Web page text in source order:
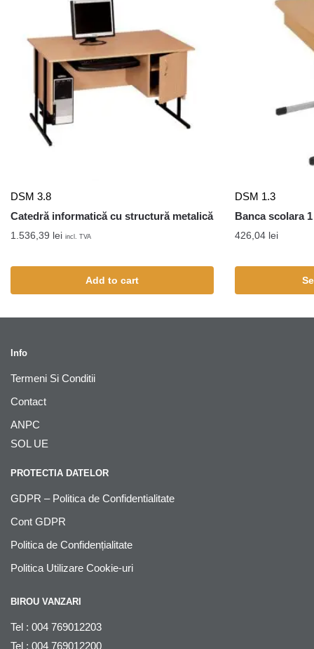
DSM 3.8
Catedră informatică cu structură metalică
1.536,39 lei incl. TVA
Add to cart
DSM 1.3
Banca scolara
426,04 lei
Info
Termeni Si Conditii
Contact
ANPC
SOL UE
PROTECTIA DATELOR
GDPR – Politica de Confidentialitate
Cont GDPR
Politica de Confidențialitate
Politica Utilizare Cookie-uri
BIROU VANZARI
Tel : 004 769012203
Tel : 004 769012200